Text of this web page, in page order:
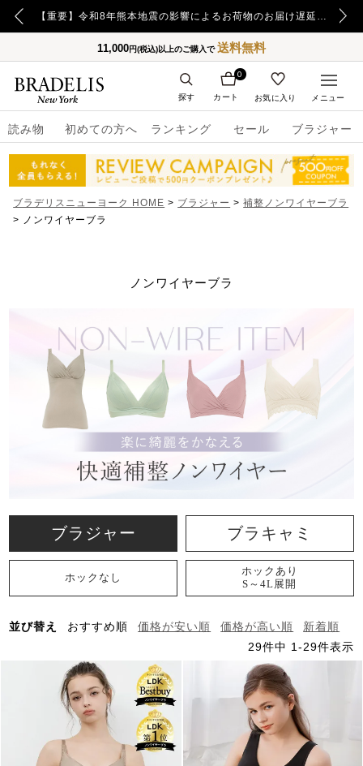
【重要】令和8年熊本地震の影響によるお荷物のお届け遅延について
11,000円(税込)以上のご購入で送料無料
読み物 初めての方へ ランキング セール ブラジャー
カート
0
お気に入り
探す メニュー
ブラデリスニューヨーク HOME ブラジャー
補整ノンワイヤーブラ
ノンワイヤーブラ
ノンワイヤーブラ
ブラジャー ブラキャミ
ホックなし
ホックあり
S～4L展開
並び替え おすすめ順 価格が安い順 価格が高い順
新着順
29件中 1 -29件表示